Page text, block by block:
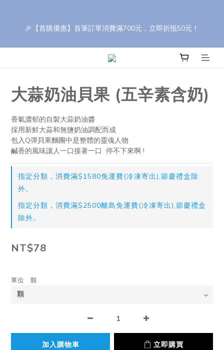
折（刷卡最高優惠）。 輸入折扣碼 【YH88】，依活動辦法享最高
🎉【首購優惠】首筆訂單消費滿700元，立即折抵50元！
訂單皆為接單後新鮮製作，下單後約需 3–4 天安排出貨，請您提
🎁 【中秋禮盒訂購優惠】 任選 8 盒以上享 95 折，30 盒以上享 9
折（刷卡最高優惠）。 輸入折扣碼 【YH88】，依活動辦法享最高
85 折優惠！
大蒜奶油貝果 (五辛素含奶)
香氣濃郁的自製大蒜奶油醬
採用新鮮大蒜和無鹽奶油調配而成
包入Q彈貝果麵團中是整體的靈魂人物
鹹香的風味讓人一口接著一口  停不下來啊 !
指定分類，消費滿$1580免運費(冷凍寄出),節慶禮盒除
外。
指定分類，消費滿$2500離島免運費(冷凍寄出),節慶禮盒
除外。
NT$78
單位 顆
加入購物車 立即購買